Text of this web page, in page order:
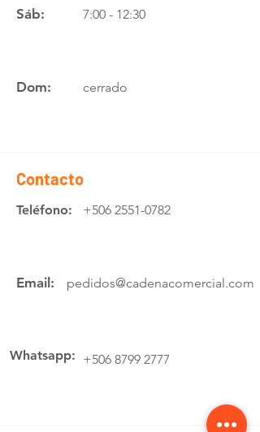
Sáb: 7:00 - 12:30
Dom: cerrado
Contacto
Teléfono: +506 2551-0782
Email: pedidos@cadenacomercial.com
Whatsapp: +506 8799 2777